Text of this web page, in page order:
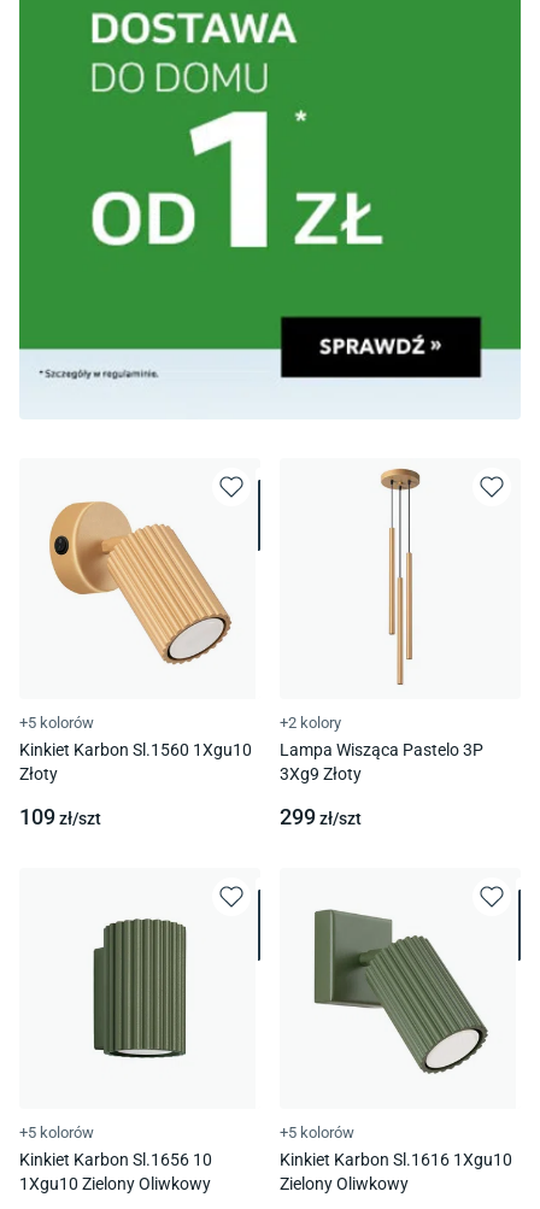
+5 kolorów
Kinkiet Karbon Sl.1560 1Xgu10
Złoty
109zł/szt
+2 kolory
Lampa Wisząca Pastelo 3P
3Xg9 Złoty
299zł/szt
+5 kolorów
Kinkiet Karbon Sl.1656 10
1Xgu10 Zielony Oliwkowy
+5 kolorów
Kinkiet Karbon Sl.1616 1Xgu10
Zielony Oliwkowy